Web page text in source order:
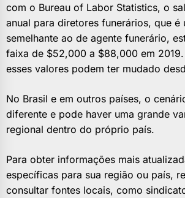
com o Bureau of Labor Statistics, o
anual para diretores funerários, que é
semelhante ao de agente funerário,
faixa de $52,000 a $88,000 em
esses valores podem ter mudado
No Brasil e em outros países, o
diferente e pode haver uma grande
regional dentro do próprio país.
Para obter informações mais
específicas para sua região ou país,
consultar fontes locais, como